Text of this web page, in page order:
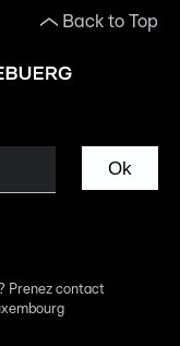
Back to Top
Ok
Prenez contact